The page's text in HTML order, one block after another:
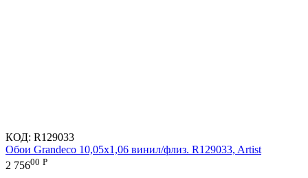
КОД: R129033
Обои Grandeco 10,05х1,06 винил/флиз. R129033, Artist
2 75600 Р